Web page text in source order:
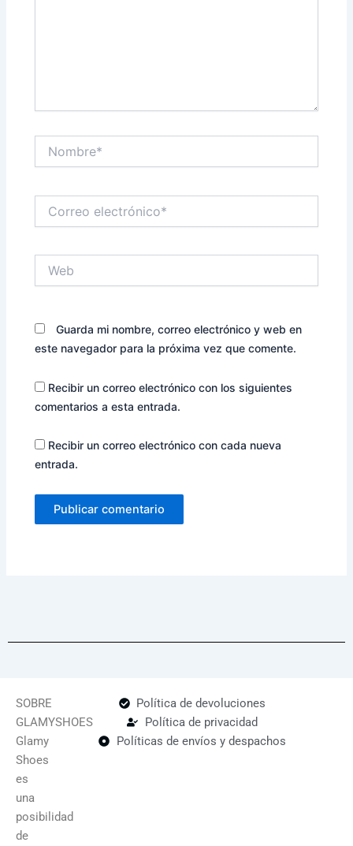
electrónico*
Guarda mi nombre, correo electrónico y web en
este navegador para la próxima vez que comente.
Recibir un correo electrónico con los siguientes
comentarios a esta entrada.
Recibir un correo electrónico con cada nueva
entrada.
SOBRE
GLAMYSHOES
Glamy
Shoes
es
una
posibilidad
de
Política de devoluciones
Política de privacidad
Políticas de envíos y despachos